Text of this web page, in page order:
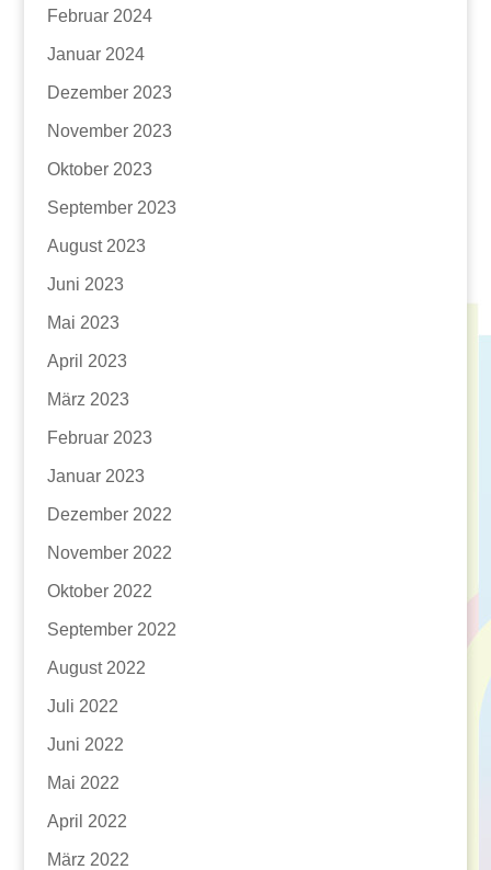
Februar 2024
Januar 2024
Dezember 2023
November 2023
Oktober 2023
September 2023
August 2023
Juni 2023
Mai 2023
April 2023
März 2023
Februar 2023
Januar 2023
Dezember 2022
November 2022
Oktober 2022
September 2022
August 2022
Juli 2022
Juni 2022
Mai 2022
April 2022
März 2022